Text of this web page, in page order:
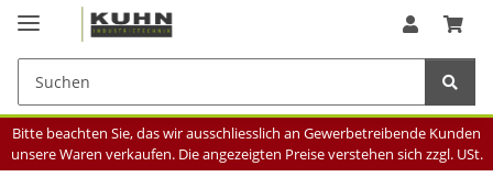
Bitte beachten Sie, das wir ausschliesslich an Gewerbetreibende Kunden
unsere Waren verkaufen. Die angezeigten Preise verstehen sich zzgl. USt.